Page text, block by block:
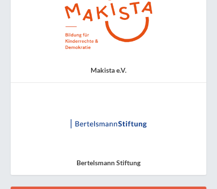
Makista e.V.
Bertelsmann Stiftung